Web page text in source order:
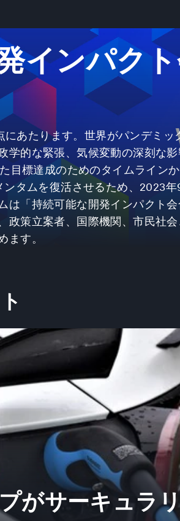
インパク
あたります。世界がパンデミ
的な緊張、気候変動の深刻な
目標達成のためのタイムライン
タムを復活させるため、2023
は「持続可能な開発インパクト
政策立案者、国際機関、市民社
ます。
がサーキュラ